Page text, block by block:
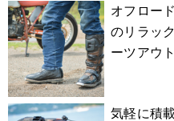
オフロー
のリラッ
ーツアウ
気軽に積